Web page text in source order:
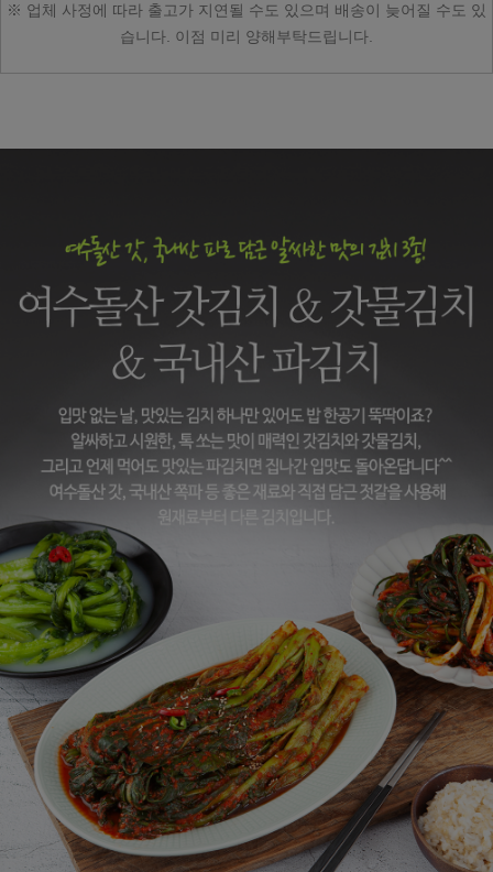
※ 업체 사정에 따라 출고가 지연될 수도 있으며 배송이 늦어질 수도 있
습니다. 이점 미리 양해부탁드립니다.